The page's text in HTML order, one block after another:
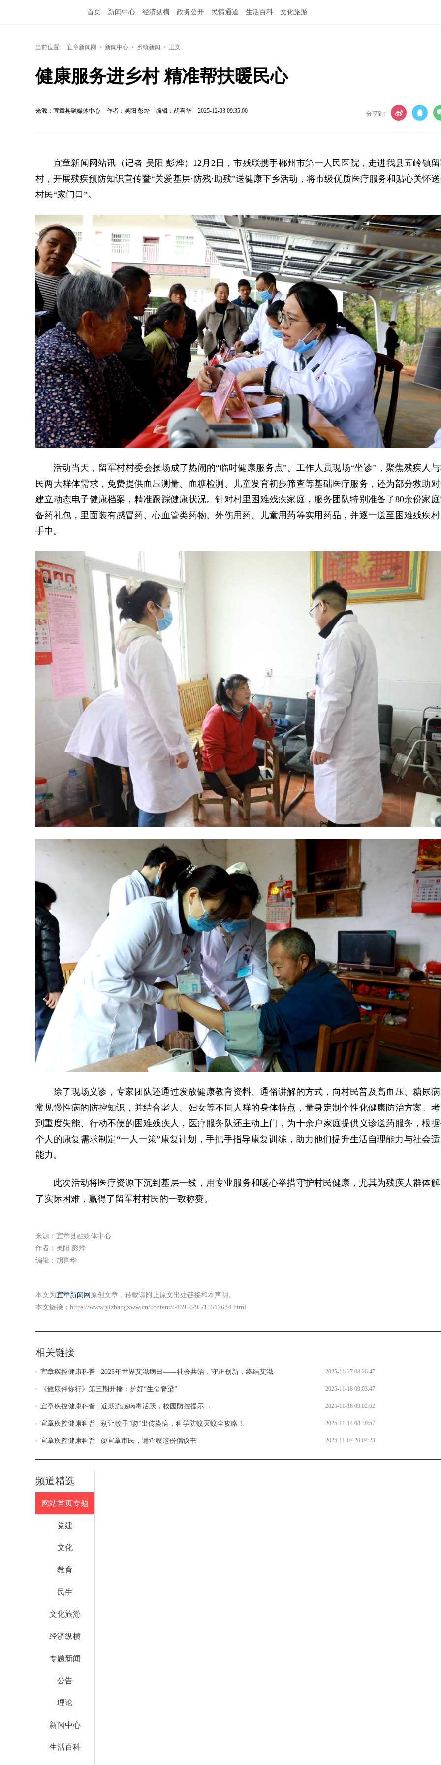
首页 新闻中心 经济纵横 政务公开 民情通道 生活百科 文化旅游
当前位置: 宜章新闻网 > 新闻中心 > 乡镇新闻 > 正文
健康服务进乡村 精准帮扶暖民心
来源：宜章县融媒体中心 作者：吴阳 彭烨 编辑：胡喜华 2025-12-03 09:35:00 分享到:
宜章新闻网站讯（记者 吴阳 彭烨）12月2日，市残联携手郴州市第一人民医院，走进我县五岭镇
村，开展残疾预防知识宣传暨“关爱基层·防残·助残”送健康下乡活动，将市级优质医疗服务和贴心关怀
村民“家门口”。
活动当天，留军村村委会操场成了热闹的“临时健康服务点”。工作人员现场“坐诊”，聚焦残疾人
民两大群体需求，免费提供血压测量、血糖检测、儿童发育初步筛查等基础医疗服务，还为部分救助
建立动态电子健康档案，精准跟踪健康状况。针对村里困难残疾家庭，服务团队特别准备了80余份家
备药礼包，里面装有感冒药、心血管类药物、外伤用药、儿童用药等实用药品，并逐一送至困难残疾
手中。
除了现场义诊，专家团队还通过发放健康教育资料、通俗讲解的方式，向村民普及高血压、糖尿
常见慢性病的防控知识，并结合老人、妇女等不同人群的身体特点，量身定制个性化健康防治方案。
到重度失能、行动不便的困难残疾人，医疗服务队还主动上门，为十余户家庭提供义诊送药服务，根
个人的康复需求制定“一人一策”康复计划，手把手指导康复训练，助力他们提升生活自理能力与社会
能力。
此次活动将医疗资源下沉到基层一线，用专业服务和暖心举措守护村民健康，尤其为残疾人群体
了实际困难，赢得了留军村村民的一致称赞。
来源：宜章县融媒体中心
作者：吴阳 彭烨
编辑：胡喜华
本文为宜章新闻网 原创文章，转载请附上原文出处链接和本声明。
本文链接： https://www.yizhangxww.cn/content/646956/95/15512634.html
相关链接
宜章疾控健康科普 | 2025年世界艾滋病日——社会共治，守正创新，终结艾滋 2025-11-27 08:26:47
《健康伴你行》第三期开播：护好“生命脊梁” 2025-11-18 09:03:47
宜章疾控健康科普 | 近期流感病毒活跃，校园防控提示→ 2025-11-18 09:02:02
宜章疾控健康科普 | 别让蚊子“吻”出传染病，科学防蚊灭蚊全攻略！ 2025-11-14 08:39:57
宜章疾控健康科普 | @宜章市民，请查收这份倡议书 2025-11-07 20:04:23
频道精选
网站首页专题
党建
文化
教育
民生
文化旅游
经济纵横
专题新闻
公告
理论
新闻中心
生活百科